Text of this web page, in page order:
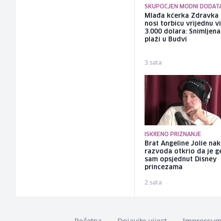
SKUPOCJEN MODNI
Mlađa kćerka Zdravka
nosi torbicu vrijednu
3.000 dolara:
plaži u Budvi
3 sata
ISKRENO PRIZNANJE
Brat Angeline Jolie
razvoda otkrio da je
sam opsjednut Disney
princezama
2 sata